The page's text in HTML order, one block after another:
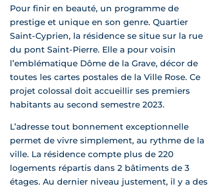
Pour finir en beauté, un programme de
prestige et unique en son genre. Quartier
Saint-Cyprien, la résidence se situe sur la rue
du pont Saint-Pierre. Elle a pour voisin
l’emblématique Dôme de la Grave, décor de
toutes les cartes postales de la Ville Rose. Ce
projet colossal doit accueillir ses premiers
habitants au second semestre 2023.
L’adresse tout bonnement exceptionnelle
permet de vivre simplement, au rythme de la
ville. La résidence compte plus de 220
logements répartis dans 2 bâtiments de 3
étages. Au dernier niveau justement, il y a des